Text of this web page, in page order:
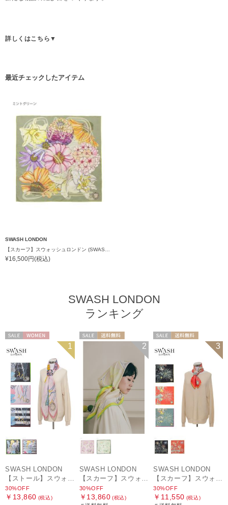
詳しくはこちら▼
最近チェックしたアイテム
SWASH LONDON
¥16,500円(税込)
SWASH LONDON
ランキング
1
SWASH LONDON
30%OFF
￥13,860 (税込)
セール送料無料
2
SWASH LONDON
30%OFF
￥13,860 (税込)
WOMEN
3
SWASH LONDON
30%OFF
￥11,550 (税込)